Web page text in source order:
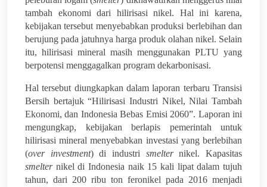
tambah ekonomi dari hilirisasi nikel. Hal ini karena,
kebijakan tersebut menyebabkan produksi berlebihan dan
berujung pada jatuhnya harga produk olahan nikel. Selain
itu, hilirisasi mineral masih menggunakan PLTU yang
berpotensi menggagalkan program dekarbonisasi.
Hal tersebut diungkapkan dalam laporan terbaru Transisi
Bersih bertajuk “Hilirisasi Industri Nikel, Nilai Tambah
Ekonomi, dan Indonesia Bebas Emisi 2060”. Laporan ini
mengungkap, kebijakan berlapis pemerintah untuk
hilirisasi mineral menyebabkan investasi yang berlebihan
(over investment) di industri smelternikel. Kapasitas
smelternikel di Indonesia naik 15 kali lipat dalam tujuh
tahun, dari 200 ribu ton feronikel pada 2016 menjadi